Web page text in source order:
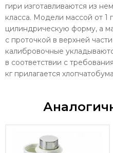
гири изготавливаются из
класса. Модели массой от 1
цилиндрическую форму, а
с проточкой в верхней
калибровочные
в соответствии с
кг прилагается